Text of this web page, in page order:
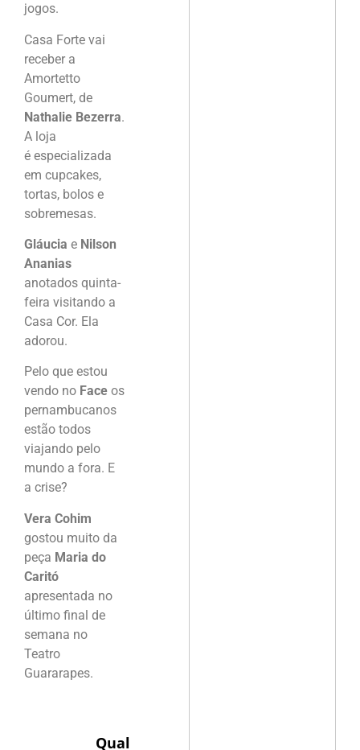
jogos.
Casa Forte vai
receber a
Amortetto
Goumert, de
Nathalie Bezerra.
A loja
é especializada
em cupcakes,
tortas, bolos e
sobremesas.
Gláucia e Nilson
Ananias
anotados quinta-
feira visitando a
Casa Cor. Ela
adorou.
Pelo que estou
vendo no Face os
pernambucanos
estão todos
viajando pelo
mundo a fora. E
a crise?
Vera Cohim
gostou muito da
peça Maria do
Caritó
apresentada no
último final de
semana no
Teatro
Guararapes.
Qual